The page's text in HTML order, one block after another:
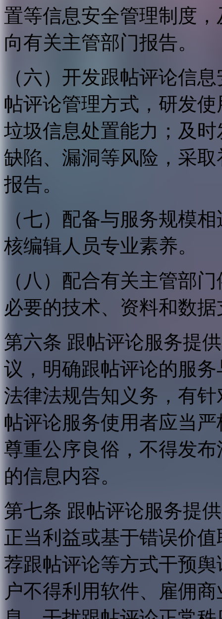
置等信息安全管理制度
向有关主管部门报告。
（六）开发跟帖评论信
帖评论管理方式，研发
垃圾信息处置能力；及
缺陷、漏洞等风险，采
报告。
（七）配备与服务规模
核编辑人员专业素养。
（八）配合有关主管部
必要的技术、资料和数
第六条 跟帖评论服务提
议，明确跟帖评论的服
法律法规告知义务，有
帖评论服务使用者应当
尊重公序良俗，不得发
的信息内容。
第七条 跟帖评论服务提
正当利益或基于错误价
荐跟帖评论等方式干预
户不得利用软件、雇佣